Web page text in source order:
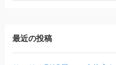
最近の投稿